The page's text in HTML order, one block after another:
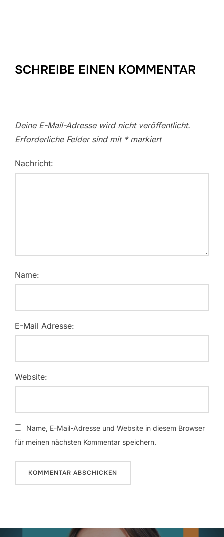
SCHREIBE EINEN KOMMENTAR
Deine E-Mail-Adresse wird nicht veröffentlicht.
Erforderliche Felder sind mit *markiert
Nachricht:
Name:
E-Mail Adresse:
Website:
Name, E-Mail-Adresse und Website in diesem Browser
für meinen nächsten Kommentar speichern.